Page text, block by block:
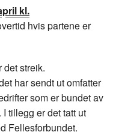
o
I
kl.
hvis partene er
det streik.
har sendt ut omfatter
som er bundet av
tillegg er det tatt ut
Fellesforbundet.